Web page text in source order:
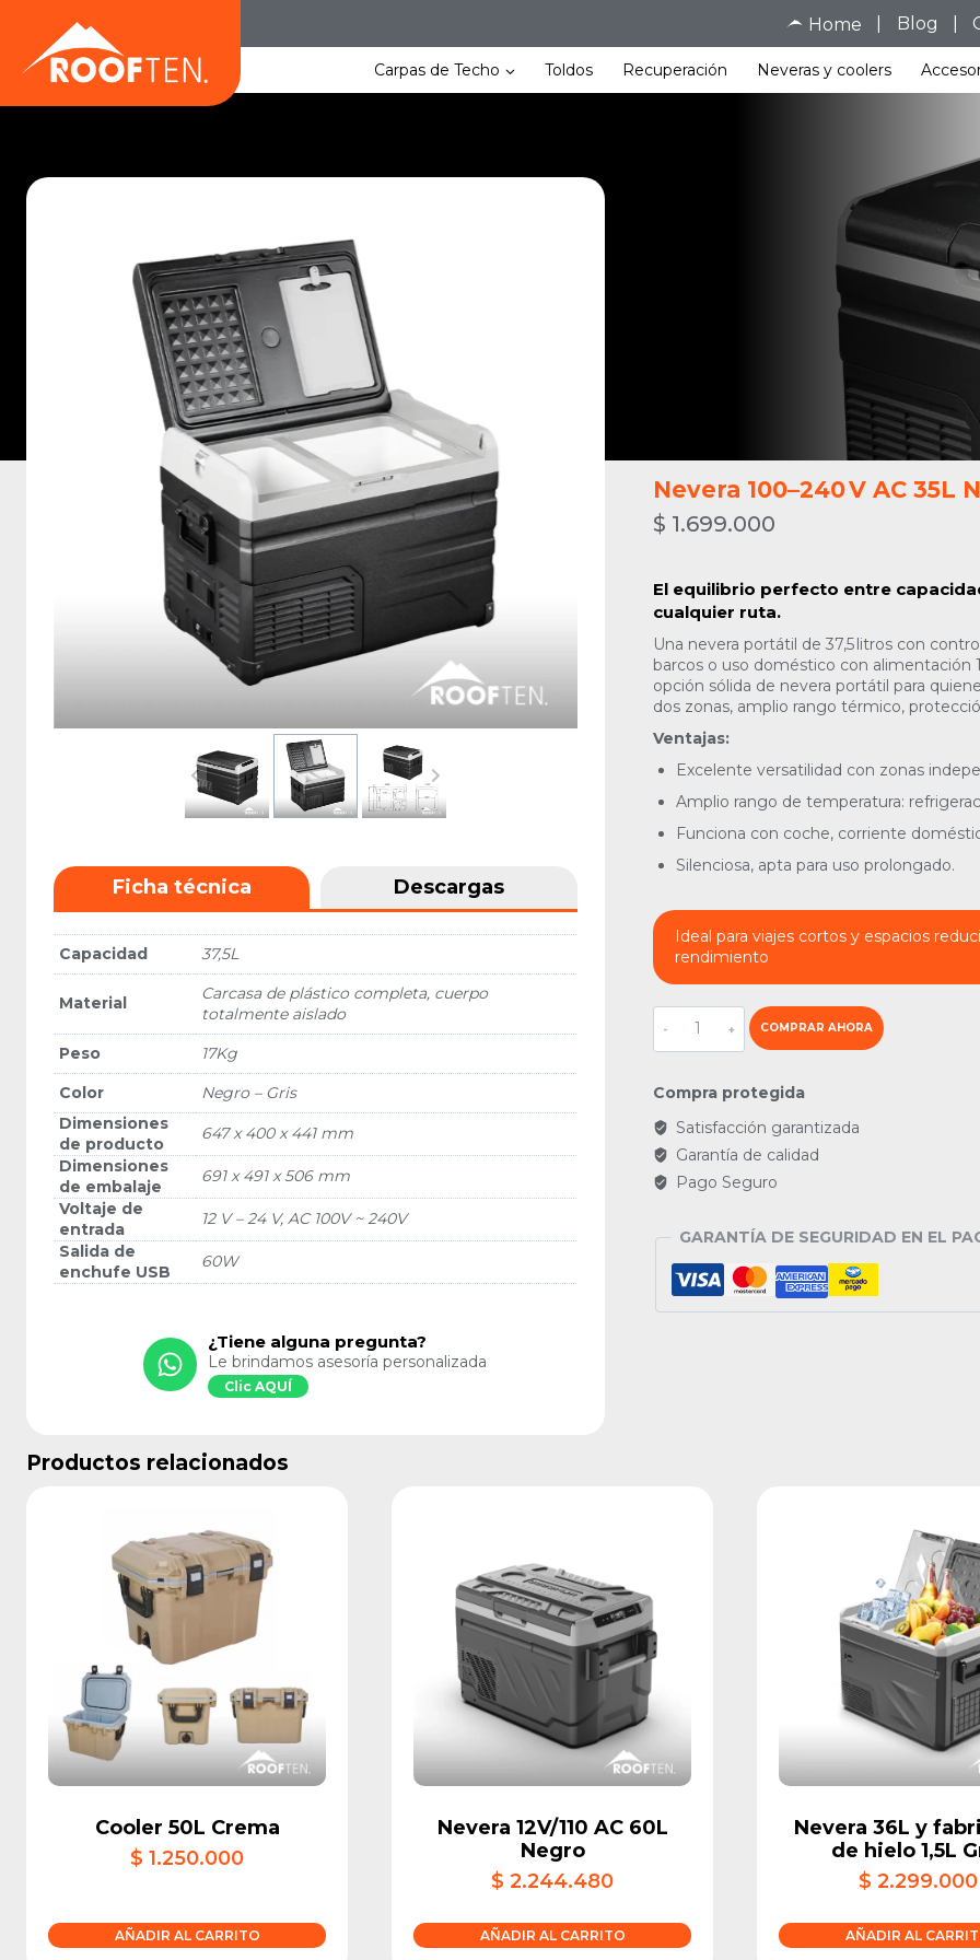
contenido
Home Blog
Carpas de Techo Toldos Recuperación Neveras y coolers
Ficha técnica Descargas
Capacidad 37,5L
Material
Carcasa de plástico completa, cuerpo
totalmente aislado
Peso
17Kg
Color
Negro – Gris
Dimensiones
de producto
647 x 400 x 441 mm
Dimensiones
de embalaje
691 x 491 x 506 mm
Voltaje de
entrada
12 V – 24 V, AC 100V ~ 240V
Salida de
enchufe USB
60W
¿Tiene alguna pregunta?
Le brindamos asesoría personalizada
Clic AQUÍ
Nevera 100–240 V AC 35L
$ 1.699.000
El equilibrio perfecto entre
cualquier ruta.
Una nevera portátil de 37,5 litros con
barcos o uso doméstico con alimentación
opción sólida de nevera portátil para
dos zonas, amplio rango térmico,
Ventajas:
Excelente versatilidad con zonas
Amplio rango de temperatura:
Funciona con coche, corriente
Silenciosa, apta para uso prolongado.
Ideal para viajes cortos y espacios
rendimiento
100–
240 V
35L
Negro
COMPRAR AHORA
Compra protegida
Satisfacción garantizada
Garantía de calidad
Pago Seguro
GARANTÍA DE SEGURIDAD EN EL
Productos relacionados
Cooler 50L Crema
$ 1.250.000
AÑADIR AL CARRITO
Nevera 12V/110 AC 60L
Negro
$ 2.244.480
AÑADIR AL CARRITO
Nevera 36L y
de hielo 1,5L
$ 2.299.000
AÑADIR AL